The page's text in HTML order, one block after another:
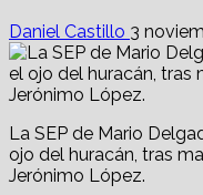
Daniel Castillo 3
La SEP de Mario
ojo del huracán, tras
Jerónimo López.